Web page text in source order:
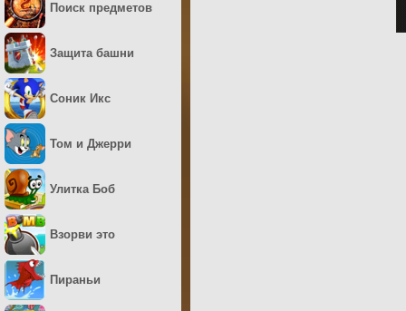
Поиск предметов
Защита башни
Соник Икс
Том и Джерри
Улитка Боб
Взорви это
Пираньи